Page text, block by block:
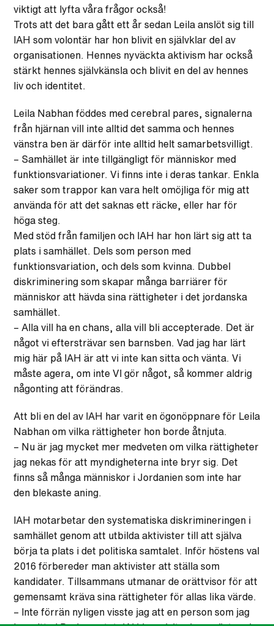
viktigt att lyfta våra frågor också!
Trots att det bara gått ett år sedan Leila anslöt sig till
IAH som volontär har hon blivit en självklar del av
organisationen. Hennes nyväckta aktivism har också
stärkt hennes självkänsla och blivit en del av hennes
liv och identitet.
Leila Nabhan föddes med cerebral pares, signalerna
från hjärnan vill inte alltid det samma och hennes
vänstra ben är därför inte alltid helt samarbetsvilligt.
– Samhället är inte tillgängligt för människor med
funktionsvariationer. Vi finns inte i deras tankar. Enkla
saker som trappor kan vara helt omöjliga för mig att
använda för att det saknas ett räcke, eller har för
höga steg.
Med stöd från familjen och IAH har hon lärt sig att ta
plats i samhället. Dels som person med
funktionsvariation, och dels som kvinna. Dubbel
diskriminering som skapar många barriärer för
människor att hävda sina rättigheter i det jordanska
samhället.
– Alla vill ha en chans, alla vill bli accepterade. Det är
något vi eftersträvar sen barnsben. Vad jag har lärt
mig här på IAH är att vi inte kan sitta och vänta. Vi
måste agera, om inte VI gör något, så kommer aldrig
någonting att förändras.
Att bli en del av IAH har varit en ögonöppnare för Leila
Nabhan om vilka rättigheter hon borde åtnjuta.
– Nu är jag mycket mer medveten om vilka rättigheter
jag nekas för att myndigheterna inte bryr sig. Det
finns så många människor i Jordanien som inte har
den blekaste aning.
IAH motarbetar den systematiska diskrimineringen i
samhället genom att utbilda aktivister till att själva
börja ta plats i det politiska samtalet. Inför höstens val
2016 förbereder man aktivister att ställa som
kandidater. Tillsammans utmanar de orättvisor för att
gemensamt kräva sina rättigheter för allas lika värde.
– Inte förrän nyligen visste jag att en person som jag